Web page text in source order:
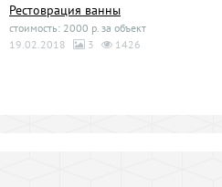
Рестоврация ванны
стоимость: 2000 р. за объект
19.02.2018
3 1426